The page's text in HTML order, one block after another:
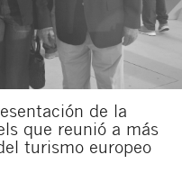
de la
que reunió a más
turismo europeo